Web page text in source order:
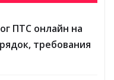
ПТС онлайн на
требования